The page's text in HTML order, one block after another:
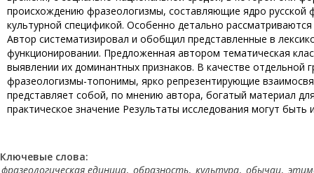
происхождению фразеологизмы, составляющие ядро
культурной спецификой. Особенно детально
Автор систематизировал и обобщил представленные в
функционировании. Предложенная автором тематическая
выявлении их доминантных признаков. В качестве
фразеологизмы-топонимы, ярко репрезентирующие
представляет собой, по мнению автора, богатый материал
практическое значение Результаты исследования могут
Ключевые слова:
фразеологическая единица, образность, культура, обычаи,